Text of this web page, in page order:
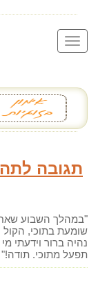
תגובה
"במהלך השבוע
שומעת בתוכי,
נהיה ברור וידעתי
תפעל מתוכי. תודה!"